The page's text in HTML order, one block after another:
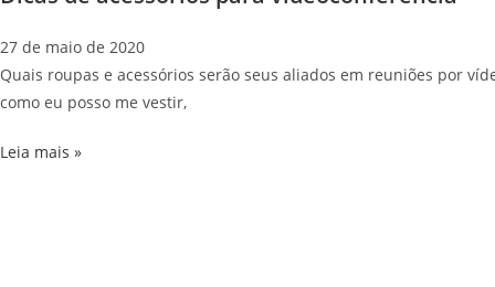
27 de maio de 2020
Quais roupas e acessórios serão seus aliados em reuniões por
como eu posso me vestir,
Leia mais »